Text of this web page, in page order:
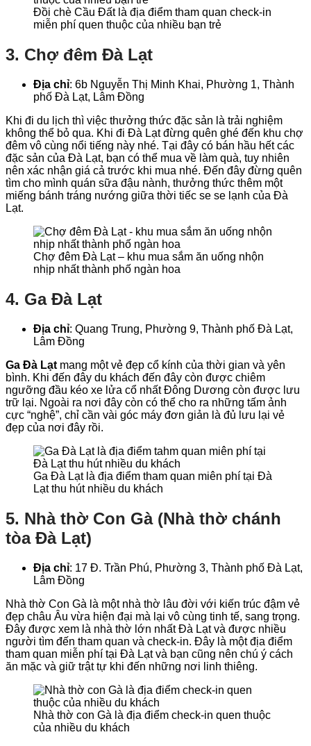
Đồi chè Cầu Đất là địa điểm tham quan check-in
miễn phí quen thuộc của nhiều bạn trẻ
3. Chợ đêm Đà Lạt
Địa chỉ: 6b Nguyễn Thị Minh Khai, Phường 1, Thành
phố Đà Lạt, Lâm Đồng
Khi đi du lịch thì việc thưởng thức đặc sản là trải nghiệm
không thể bỏ qua. Khi đi Đà Lạt đừng quên ghé đến khu chợ
đêm vô cùng nổi tiếng này nhé. Tại đây có bán hầu hết các
đặc sản của Đà Lạt, bạn có thể mua về làm quà, tuy nhiên
nên xác nhận giá cả trước khi mua nhé. Đến đây đừng quên
tìm cho mình quán sữa đậu nành, thưởng thức thêm một
miếng bánh tráng nướng giữa thời tiếc se se lạnh của Đà
Lạt.
Chợ đêm Đà Lạt – khu mua sắm ăn uống nhộn
nhịp nhất thành phố ngàn hoa
4. Ga Đà Lạt
Địa chỉ: Quang Trung, Phường 9, Thành phố Đà Lạt,
Lâm Đồng
Ga Đà Lạt mang một vẻ đẹp cổ kính của thời gian và yên
bình. Khi đến đây du khách đến đây còn được chiêm
ngưỡng đầu kéo xe lửa cổ nhất Đông Dương còn được lưu
trữ lại. Ngoài ra nơi đây còn có thể cho ra những tấm ảnh
cực “nghệ”, chỉ cần vài góc máy đơn giản là đủ lưu lại vẻ
đẹp của nơi đây rồi.
Ga Đà Lạt là địa điểm tham quan miên phí tại Đà
Lạt thu hút nhiều du khách
5. Nhà thờ Con Gà (Nhà thờ chánh
tòa Đà Lạt)
Địa chỉ: 17 Đ. Trần Phú, Phường 3, Thành phố Đà Lạt,
Lâm Đồng
Nhà thờ Con Gà là một nhà thờ lâu đời với kiến trúc đậm vẻ
đẹp châu Âu vừa hiện đại mà lại vô cùng tinh tế, sang trọng.
Đây được xem là nhà thờ lớn nhất Đà Lạt và được nhiều
người tìm đến tham quan và check-in. Đây là một địa điểm
tham quan miễn phí tại Đà Lạt và bạn cũng nên chú ý cách
ăn mặc và giữ trật tự khi đến những nơi linh thiêng.
Nhà thờ con Gà là địa điểm check-in quen thuộc
của nhiều du khách